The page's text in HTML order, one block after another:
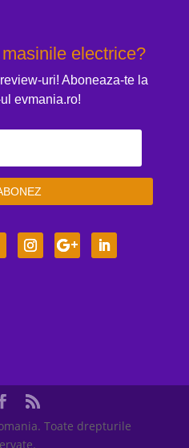
electrice?
uri! Aboneaza-te la
evmania.ro!
Toate drepturile